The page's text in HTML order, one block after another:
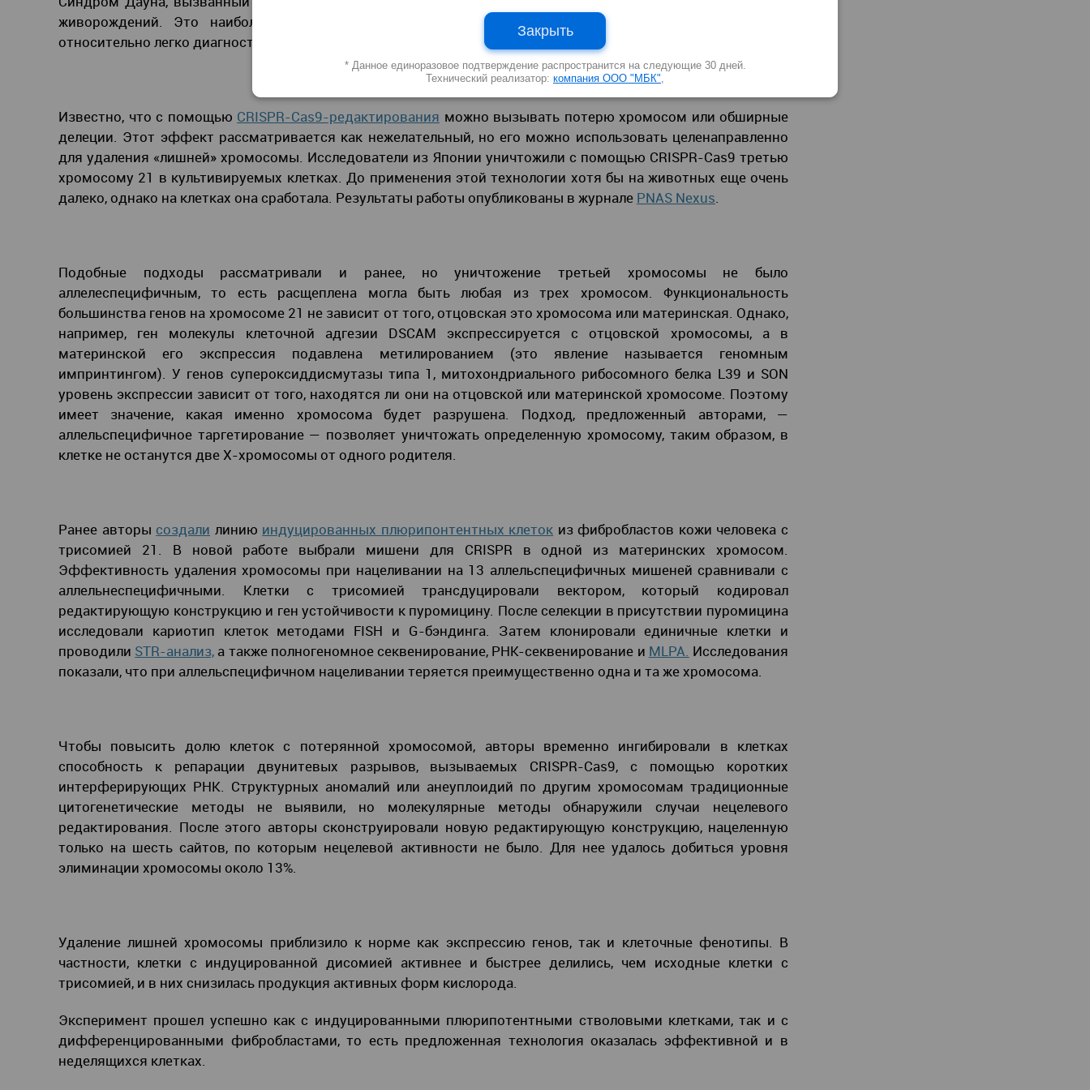
живорождений. Это наиболее распространенная генетическая причина когнитивных нарушений. Его
относительно легко диагностировать на ранних стадиях развития, однако лечения не существует.
Известно, что с помощью CRISPR-Cas9-редактирования можно вызывать потерю хромосом или обширные
делеции. Этот эффект рассматривается как нежелательный, но его можно использовать целенаправленно
для удаления «лишней» хромосомы. Исследователи из Японии уничтожили с помощью CRISPR-Cas9 третью
хромосому 21 в культивируемых клетках. До применения этой технологии хотя бы на животных еще очень
далеко, однако на клетках она сработала. Результаты работы опубликованы в журнале PNAS Nexus
Подобные подходы рассматривали и ранее, но уничтожение третьей хромосомы не было
аллелеспецифичным, то есть расщеплена могла быть любая из трех хромосом. Функциональность
большинства генов на хромосоме 21 не зависит от того, отцовская это хромосома или материнская. Однако,
например, ген молекулы клеточной адгезии DSCAM экспрессируется с отцовской хромосомы, а в
материнской его экспрессия подавлена метилированием (это явление называется геномным
импринтингом). У генов супероксиддисмутазы типа 1, митохондриального рибосомного белка L39 и SON
уровень экспрессии зависит от того, находятся ли они на отцовской или материнской хромосоме. Поэтому
имеет значение, какая именно хромосома будет разрушена. Подход, предложенный авторами, —
аллельспецифичное таргетирование — позволяет уничтожать определенную хромосому, таким образом, в
клетке не останутся две Х-хромосомы от одного родителя.
Ранее авторы создали линию индуцированных плюрипонтентных клеток из фибробластов кожи человека с
трисомией 21. В новой работе выбрали мишени для CRISPR в одной из материнских хромосом.
Эффективность удаления хромосомы при нацеливании на 13 аллельспецифичных мишеней сравнивали с
аллельнеспецифичными. Клетки с трисомией трансдуцировали вектором, который кодировал
редактирующую конструкцию и ген устойчивости к пуромицину. После селекции в присутствии пуромицина
исследовали кариотип клеток методами FISH и G-бэндинга. Затем клонировали единичные клетки и
проводили STR-анализ, а также полногеномное секвенирование, РНК-секвенирование и MLPA. Исследования
показали, что при аллельспецифичном нацеливании теряется преимущественно одна и та же хромосома.
Чтобы повысить долю клеток с потерянной хромосомой, авторы временно ингибировали в клетках
способность к репарации двунитевых разрывов, вызываемых CRISPR-Cas9, с помощью коротких
интерферирующих РНК. Структурных аномалий или анеуплоидий по другим хромосомам традиционные
цитогенетические методы не выявили, но молекулярные методы обнаружили случаи нецелевого
редактирования. После этого авторы сконструировали новую редактирующую конструкцию, нацеленную
только на шесть сайтов, по которым нецелевой активности не было. Для нее удалось добиться уровня
элиминации хромосомы около 13%.
Удаление лишней хромосомы приблизило к норме как экспрессию генов, так и клеточные фенотипы. В
частности, клетки с индуцированной дисомией активнее и быстрее делились, чем исходные клетки с
трисомией, и в них снизилась продукция активных форм кислорода.
Эксперимент прошел успешно как с индуцированными плюрипотентными стволовыми клетками, так и с
дифференцированными фибробластами, то есть предложенная технология оказалась эффективной и в
неделящихся клетках.
Закрыть
* Данное единоразовое подтверждение распространится на следующие 30 дней.
Технический реализатор: компания ООО "МБК",